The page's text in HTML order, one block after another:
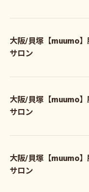
大阪/貝塚【muumo】
サロン
大阪/貝塚【muumo】
サロン
大阪/貝塚【muumo】
サロン